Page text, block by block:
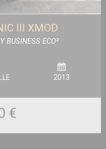
III XMOD
BUSINESS ECO²
2013
€